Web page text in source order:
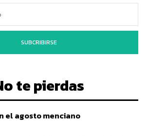
SUBCRIBIRSE
te pierdas
el agosto menciano